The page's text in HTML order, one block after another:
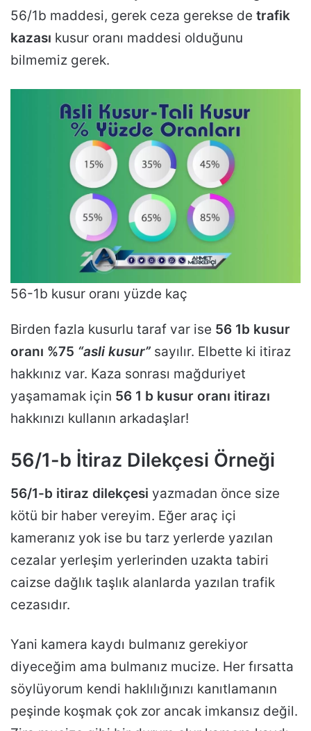
56/1b maddesi, gerek ceza gerekse de trafik
kazası kusur oranı maddesi olduğunu
bilmemiz gerek.
56-1b kusur oranı yüzde kaç
Birden fazla kusurlu taraf var ise 56 1b kusur
oranı %75 “asli kusur” sayılır. Elbette ki itiraz
hakkınız var. Kaza sonrası mağduriyet
yaşamamak için 56 1 b kusur oranı itirazı
hakkınızı kullanın arkadaşlar!
56/1-b İtiraz Dilekçesi Örneği
56/1-b itiraz dilekçesi yazmadan önce size
kötü bir haber vereyim. Eğer araç içi
kameranız yok ise bu tarz yerlerde yazılan
cezalar yerleşim yerlerinden uzakta tabiri
caizse dağlık taşlık alanlarda yazılan trafik
cezasıdır.
Yani kamera kaydı bulmanız gerekiyor
diyeceğim ama bulmanız mucize. Her fırsatta
söylüyorum kendi haklılığınızı kanıtlamanın
peşinde koşmak çok zor ancak imkansız değil.